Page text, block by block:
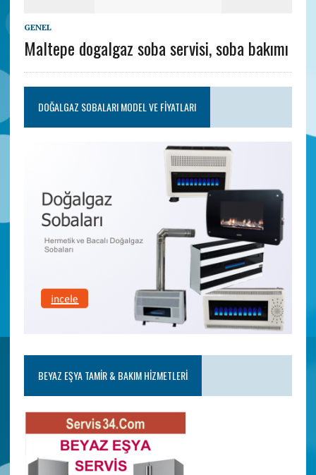
GENEL
Maltepe dogalgaz soba servisi, soba bakımı
DOĞALGAZ SOBALARI MODEL VE FIYATLARI
BEYAZ EŞYA TAMIR & BAKIM HIZMETLERI